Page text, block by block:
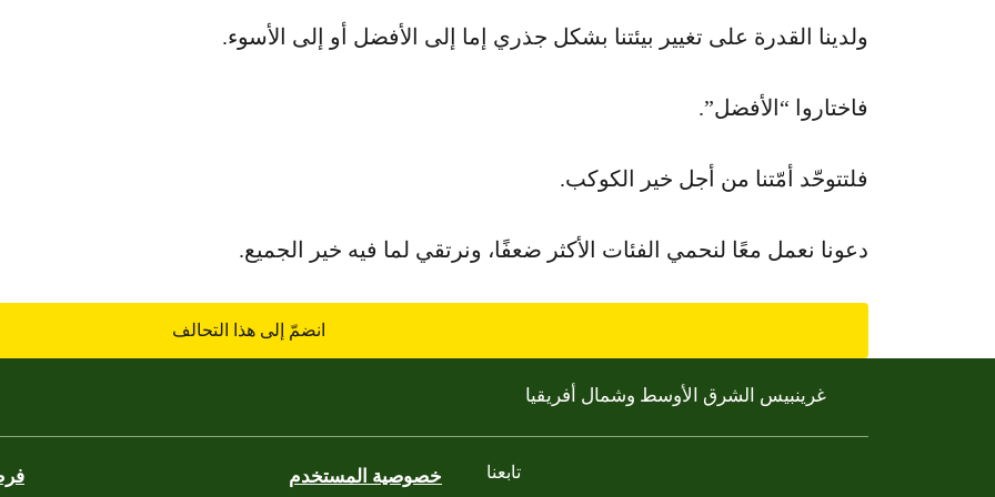
ولدينا القدرة على تغيير بيئتنا بشكل جذري إما إلى الأفضل أو إلى الأسوء.
فاختاروا “الأفضل”.
فلتتوحّد أمّتنا من أجل خير الكوكب.
دعونا نعمل معًا لنحمي الفئات الأكثر ضعفًا، ونرتقي لما فيه خير الجميع.
انضمّ إلى هذا التحالف
تابعنا خصوصية المستخدم